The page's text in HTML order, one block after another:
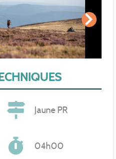
Jaune PR
04h00